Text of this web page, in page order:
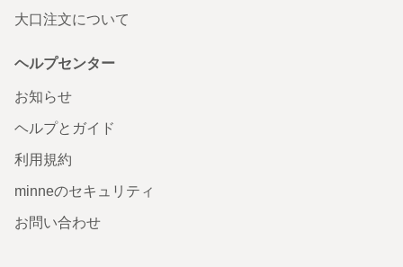
大口注文について
ヘルプセンター
お知らせ
ヘルプとガイド
利用規約
minneのセキュリティ
お問い合わせ